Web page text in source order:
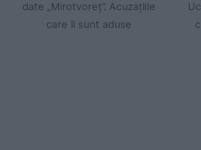
date „Mirotvoreț”. Acuzațiile
care îi sunt aduse